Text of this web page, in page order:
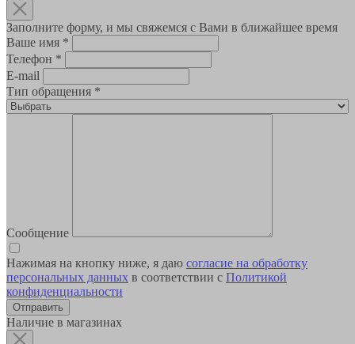
Заполните форму, и мы свяжемся с Вами в ближайшее время
Ваше имя *
Телефон *
E-mail
Тип обращения *
Сообщение
Нажимая на кнопку ниже, я даю согласие на обработку
персональных данных в соответствии с Политикой
конфиденциальности
Наличие в магазинах